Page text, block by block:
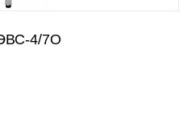
4/7О